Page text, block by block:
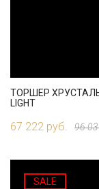
ТОРШЕР
LIGHT
67 222 руб. 96
SALE